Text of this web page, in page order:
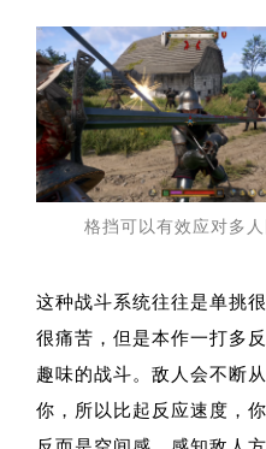
格挡可以有效应对多
这种战斗系统往往是单挑
很痛苦，但是本作一打多
趣味的战斗。敌人会不断
你，所以比起反应速度，